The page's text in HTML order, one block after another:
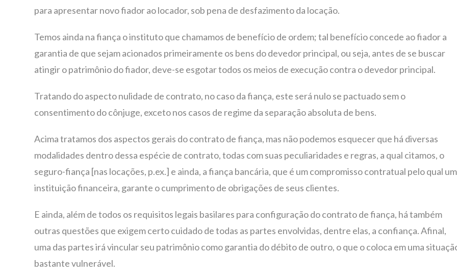
para apresentar novo fiador ao locador, sob pena de desfazimento da locação.
Temos ainda na fiança o instituto que chamamos de benefício de ordem; tal benefício concede ao fiador a
garantia de que sejam acionados primeiramente os bens do devedor principal, ou seja, antes de se buscar
atingir o patrimônio do fiador, deve-se esgotar todos os meios de execução contra o devedor principal.
Tratando do aspecto nulidade de contrato, no caso da fiança, este será nulo se pactuado sem o
consentimento do cônjuge, exceto nos casos de regime da separação absoluta de bens.
Acima tratamos dos aspectos gerais do contrato de fiança, mas não podemos esquecer que há diversas
modalidades dentro dessa espécie de contrato, todas com suas peculiaridades e regras, a qual citamos, o
seguro-fiança [nas locações, p.ex.] e ainda, a fiança bancária, que é um compromisso contratual pelo qual
instituição financeira, garante o cumprimento de obrigações de seus clientes.
E ainda, além de todos os requisitos legais basilares para configuração do contrato de fiança, há também
outras questões que exigem certo cuidado de todas as partes envolvidas, dentre elas, a confiança. Afinal,
uma das partes irá vincular seu patrimônio como garantia do débito de outro, o que o coloca em uma
bastante vulnerável.